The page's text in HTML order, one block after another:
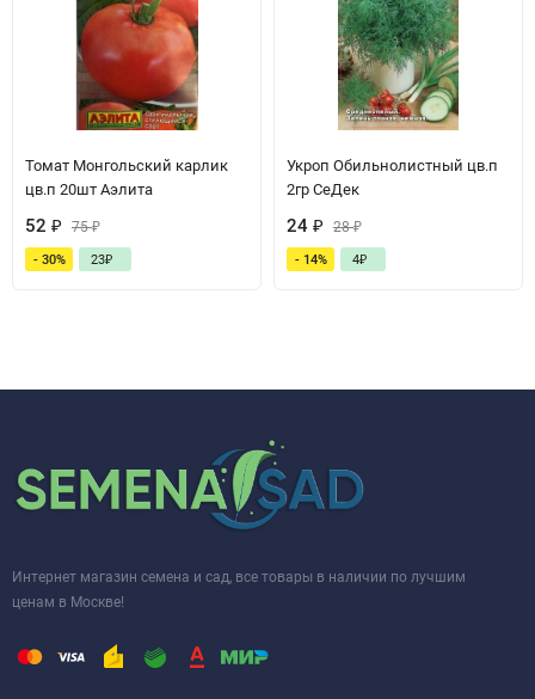
Томат Монгольский карлик
цв.п 20шт Аэлита
52 ₽ 75₽
- 30% 23₽
Укроп Обильнолистный цв.п
2гр СеДек
24 ₽ 28₽
- 14% 4₽
Интернет магазин семена и сад, все товары в наличии по лучшим
ценам в Москве!